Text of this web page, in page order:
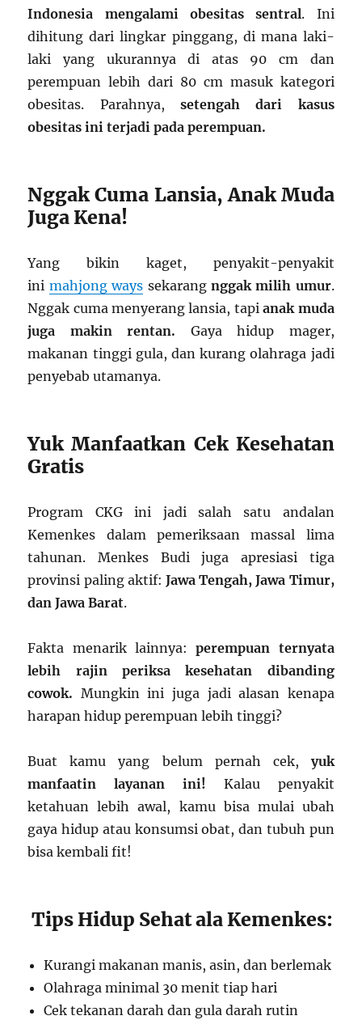
Indonesia mengalami obesitas sentral. Ini
dihitung dari lingkar pinggang, di mana laki-
laki yang ukurannya di atas 90 cm dan
perempuan lebih dari 80 cm masuk kategori
obesitas. Parahnya, setengah dari kasus
obesitas ini terjadi pada perempuan.
Nggak Cuma Lansia, Anak Muda
Juga Kena!
Yang bikin kaget, penyakit-penyakit
ini mahjong ways sekarang nggak milih umur.
Nggak cuma menyerang lansia, tapianak muda
juga makin rentan. Gaya hidup mager,
makanan tinggi gula, dan kurang olahraga jadi
penyebab utamanya.
Yuk Manfaatkan Cek Kesehatan
Gratis
Program CKG ini jadi salah satu andalan
Kemenkes dalam pemeriksaan massal lima
tahunan. Menkes Budi juga apresiasi tiga
provinsi paling aktif: Jawa Tengah, Jawa Timur,
dan Jawa Barat.
Fakta menarik lainnya:perempuan ternyata
lebih rajin periksa kesehatan dibanding
cowok. Mungkin ini juga jadi alasan kenapa
harapan hidup perempuan lebih tinggi?
Buat kamu yang belum pernah cek,yuk
manfaatin layanan ini! Kalau penyakit
ketahuan lebih awal, kamu bisa mulai ubah
gaya hidup atau konsumsi obat, dan tubuh pun
bisa kembali fit!
Tips Hidup Sehat ala Kemenkes:
Kurangi makanan manis, asin, dan berlemak
Olahraga minimal 30 menit tiap hari
Cek tekanan darah dan gula darah rutin